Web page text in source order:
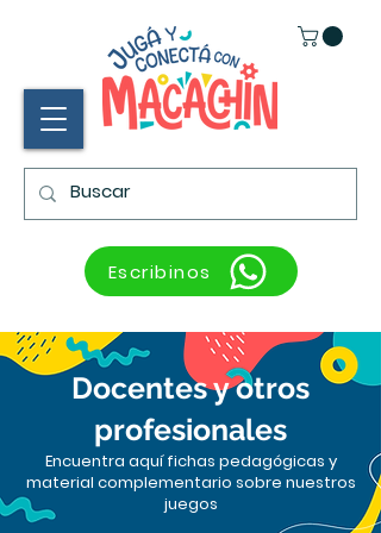
Escribinos
Docentes y otros
profesionales
Encuentra aquí fichas pedagógicas y
material complementario sobre nuestros
juegos